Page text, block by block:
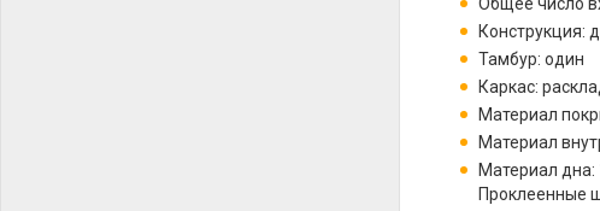
Конструкция:
Тамбур: один
Каркас:
Материал
Материал
Материал дна:
Проклеенные